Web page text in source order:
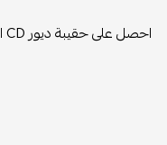
احصل على حقيبة ديور CD الرائعة الآن وامنح إطلالتك لمسة من الأناقة الراقية.